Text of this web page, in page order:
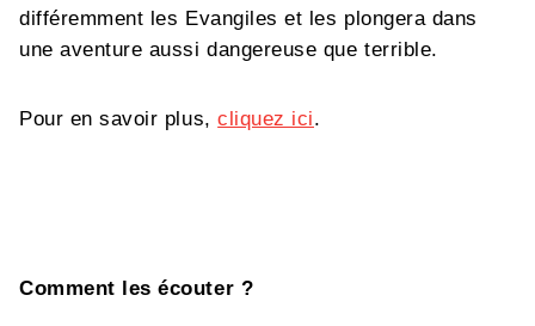
différemment les Evangiles et les plongera dans
une aventure aussi dangereuse que terrible.
Pour en savoir plus,cliquez ici.
Comment les écouter ?